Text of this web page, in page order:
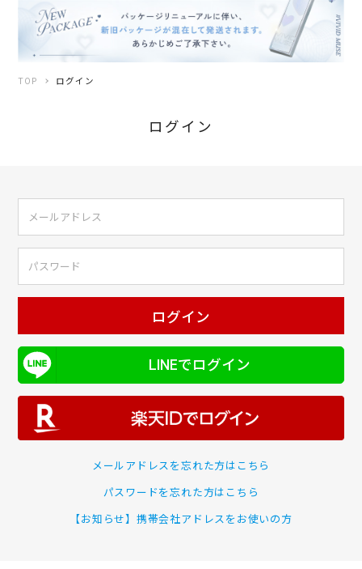
TOP ログイン
ログイン
ログイン
LINEでログイン
メールアドレスを忘れた方はこちら
パスワードを忘れた方はこちら
【お知らせ】携帯会社アドレスをお使いの方